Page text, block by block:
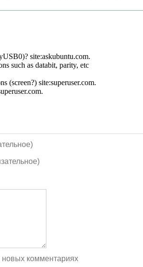
site:askubuntu.com.
such as databit, parity, etc
(screen?) site:superuser.com.
новых комментариях